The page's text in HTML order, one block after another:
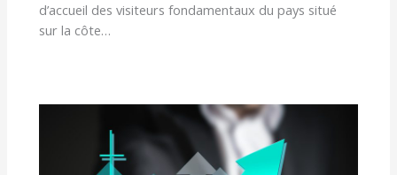
d’accueil des visiteurs fondamentaux du pays situé
sur la côte…